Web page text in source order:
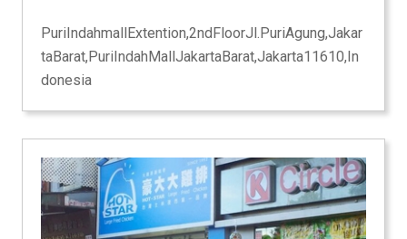
PuriIndahmallExtention,2ndFloorJl.PuriAgung,Jakar
taBarat,PuriIndahMallJakartaBarat,Jakarta11610,In
donesia